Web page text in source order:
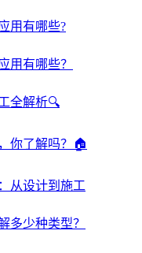
用有哪些?
用有哪些？
全解析🔍
你了解吗？🏠
从设计到施工
多少种类型？